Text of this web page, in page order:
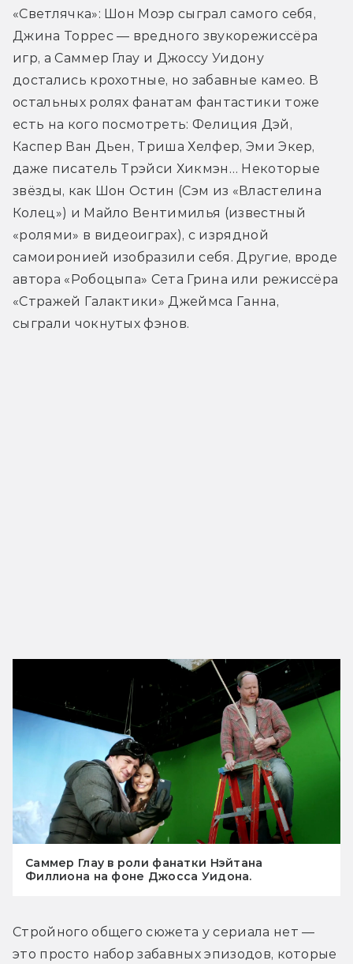
«Светлячка»: Шон Моэр сыграл самого себя,
Джина Торрес — вредного звукорежиссёра
игр, а Саммер Глау и Джоссу Уидону
достались крохотные, но забавные камео. В
остальных ролях фанатам фантастики тоже
есть на кого посмотреть: Фелиция Дэй,
Каспер Ван Дьен, Триша Хелфер, Эми Экер,
даже писатель Трэйси Хикмэн… Некоторые
звёзды, как Шон Остин (Сэм из «Властелина
Колец») и Майло Вентимилья (известный
«ролями» в видеоиграх), с изрядной
самоиронией изобразили себя. Другие, вроде
автора «Робоцыпа» Сета Грина или режиссёра
«Стражей Галактики» Джеймса Ганна,
сыграли чокнутых фэнов.
Саммер Глау в роли фанатки Нэйтана
Филлиона на фоне Джосса Уидона.
Стройного общего сюжета у сериала нет —
это просто набор забавных эпизодов, которые